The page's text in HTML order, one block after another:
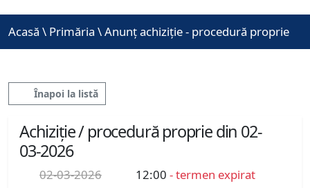
Acasă \ Primăria \Anunț achiziție - procedură proprie
Înapoi la listă
Achiziție / procedură proprie din 02-
03-2026
02-03-2026 12:00 - termen expirat